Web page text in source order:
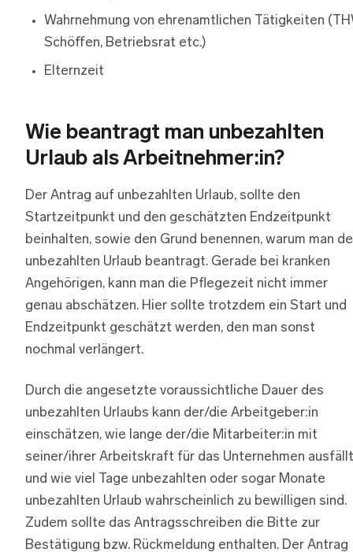
Wahrnehmung von ehrenamtlichen Tätigkeiten
Schöffen, Betriebsrat etc.)
Elternzeit
Wie beantragt man unbezahlten
Urlaub als Arbeitnehmer:in?
Der Antrag auf unbezahlten Urlaub, sollte den
Startzeitpunkt und den geschätzten Endzeitpunkt
beinhalten, sowie den Grund benennen, warum man
unbezahlten Urlaub beantragt. Gerade bei kranken
Angehörigen, kann man die Pflegezeit nicht immer
genau abschätzen. Hier sollte trotzdem ein Start und
Endzeitpunkt geschätzt werden, den man sonst
nochmal verlängert.
Durch die angesetzte voraussichtliche Dauer des
unbezahlten Urlaubs kann der/die Arbeitgeber:in
einschätzen, wie lange der/die Mitarbeiter:in mit
seiner/ihrer Arbeitskraft für das Unternehmen ausfällt
und wie viel Tage unbezahlten oder sogar Monate
unbezahlten Urlaub wahrscheinlich zu bewilligen sind.
Zudem sollte das Antragsschreiben die Bitte zur
Bestätigung bzw. Rückmeldung enthalten. Der Antrag